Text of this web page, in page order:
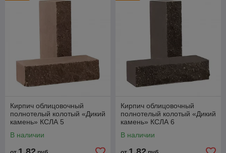
Кирпич облицовочный
полнотелый колотый «Дикий
камень» КСЛА 5
В наличии
Кирпич облицовочный
полнотелый колотый «Дикий
камень» КСЛА 6
В наличии